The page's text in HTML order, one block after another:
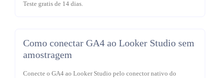
Teste gratis de 14 dias.
Como conectar GA4 ao Looker Studio sem
amostragem
Conecte o GA4 ao Looker Studio pelo conector nativo do